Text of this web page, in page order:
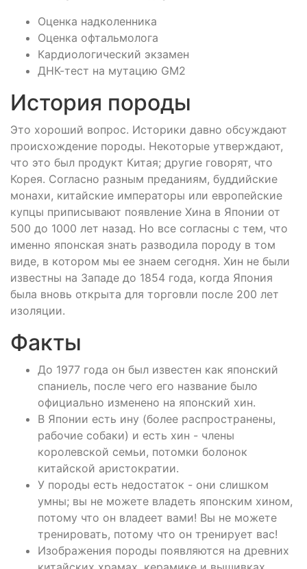
Оценка надколенника
Оценка офтальмолога
Кардиологический экзамен
ДНК-тест на мутацию GM2
История породы
Это хороший вопрос. Историки давно обсуждают
происхождение породы. Некоторые утверждают,
что это был продукт Китая; другие говорят, что
Корея. Согласно разным преданиям, буддийские
монахи, китайские императоры или европейские
купцы приписывают появление Хина в Японии от
500 до 1000 лет назад. Но все согласны с тем, что
именно японская знать разводила породу в том
виде, в котором мы ее знаем сегодня. Хин не были
известны на Западе до 1854 года, когда Япония
была вновь открыта для торговли после 200 лет
изоляции.
Факты
До 1977 года он был известен как японский
спаниель, после чего его название было
официально изменено на японский хин.
В Японии есть ину (более распространены,
рабочие собаки) и есть хин - члены
королевской семьи, потомки болонок
китайской аристократии.
У породы есть недостаток - они слишком
умны; вы не можете владеть японским хином,
потому что он владеет вами! Вы не можете
тренировать, потому что он тренирует вас!
Изображения породы появляются на древних